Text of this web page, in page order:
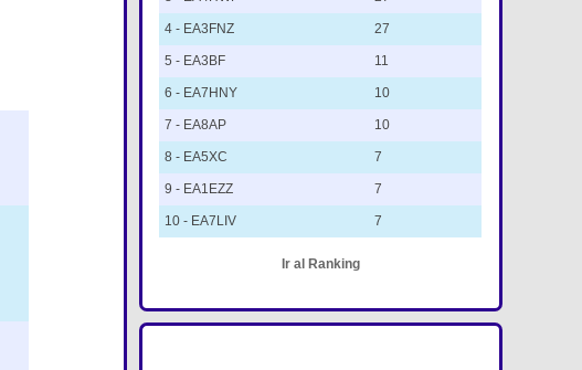
4 - EA3FNZ 27
5 - EA3BF 11
6 - EA7HNY 10
7 - EA8AP 10
8 - EA5XC 7
9 - EA1EZZ 7
10 - EA7LIV 7
Ir al Ranking